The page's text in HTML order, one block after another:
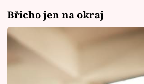
Břicho jen na okraj